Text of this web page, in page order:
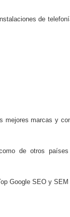
de
mejores marcas y
de otros
Google SEO y SEM